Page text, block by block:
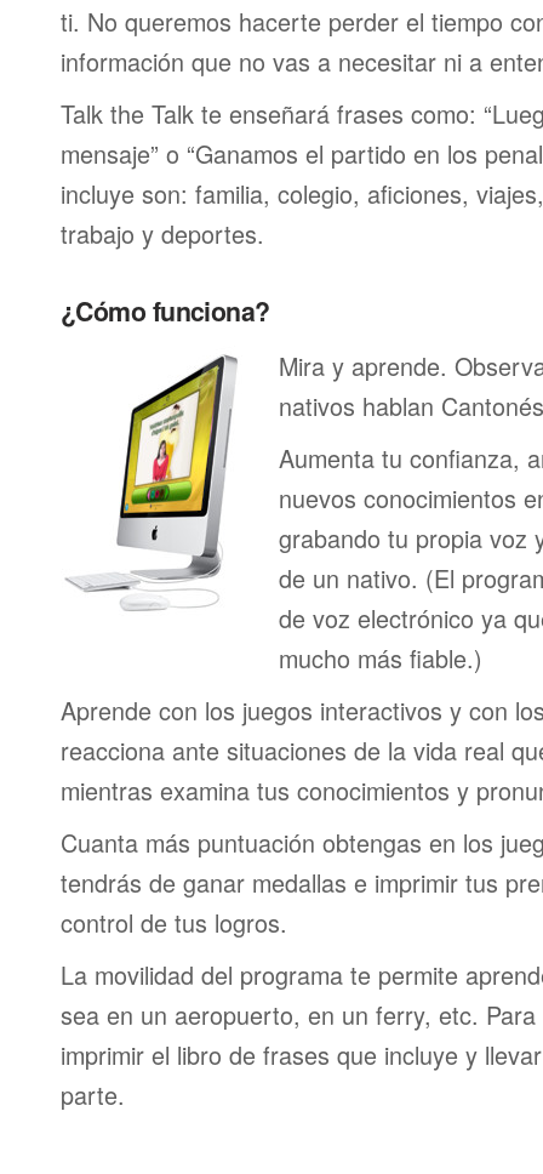
ti. No queremos hacerte perder el tiempo
información que no vas a necesitar ni a
Talk the Talk te enseñará frases como:
mensaje” o “Ganamos el partido en los
incluye son: familia, colegio, aficiones,
trabajo y deportes.
¿Cómo funciona?
Mira y aprende.
nativos hablan
Aumenta tu confianza,
nuevos conocimientos
grabando tu propia voz
de un nativo. (El
de voz electrónico ya
mucho más fiable.)
Aprende con los juegos interactivos y con
reacciona ante situaciones de la vida real
mientras examina tus conocimientos y
Cuanta más puntuación obtengas en los
tendrás de ganar medallas e imprimir tus
control de tus logros.
La movilidad del programa te permite
sea en un aeropuerto, en un ferry, etc.
imprimir el libro de frases que incluye y
parte.